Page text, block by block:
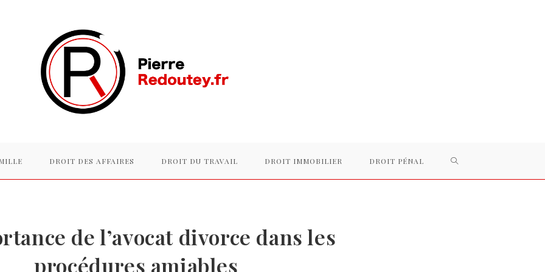
DROIT DES AFFAIRES DROIT DU TRAVAIL DROIT IMMOBILIER DROIT PÉNAL TOGGLE
de l’avocat divorce dans les
procédures amiables